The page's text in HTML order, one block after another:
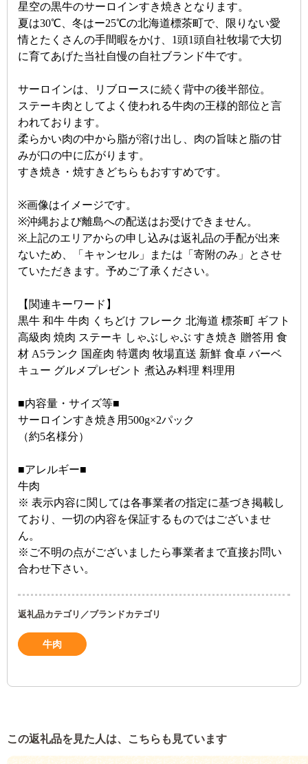
星空の黒牛のサーロインすき焼きとなります。
夏は30℃、冬はー25℃の北海道標茶町で、限りない愛
情とたくさんの手間暇をかけ、1頭1頭自社牧場で大切
に育てあげた当社自慢の自社ブランド牛です。
サーロインは、リブロースに続く背中の後半部位。
ステーキ肉としてよく使われる牛肉の王様的部位と言
われております。
柔らかい肉の中から脂が溶け出し、肉の旨味と脂の甘
みが口の中に広がります。
すき焼き・焼すきどちらもおすすめです。
※画像はイメージです。
※沖縄および離島への配送はお受けできません。
※上記のエリアからの申し込みは返礼品の手配が出来
ないため、「キャンセル」または「寄附のみ」とさせ
ていただきます。予めご了承ください。
【関連キーワード】
黒牛 和牛 牛肉 くちどけ フレーク 北海道 標茶町 ギフト
高級肉 焼肉 ステーキ しゃぶしゃぶ すき焼き 贈答用 食
材 A5ランク 国産肉 特選肉 牧場直送 新鮮 食卓 バーベ
キュー グルメプレゼント 煮込み料理 料理用
■内容量・サイズ等■
サーロインすき焼き用500g×2パック
（約5名様分）
■アレルギー■
牛肉
※ 表示内容に関しては各事業者の指定に基づき掲載し
ており、一切の内容を保証するものではございませ
ん。
※ご不明の点がございましたら事業者まで直接お問い
合わせ下さい。
返礼品カテゴリ／ブランドカテゴリ
牛肉
この返礼品を見た人は、こちらも見ています